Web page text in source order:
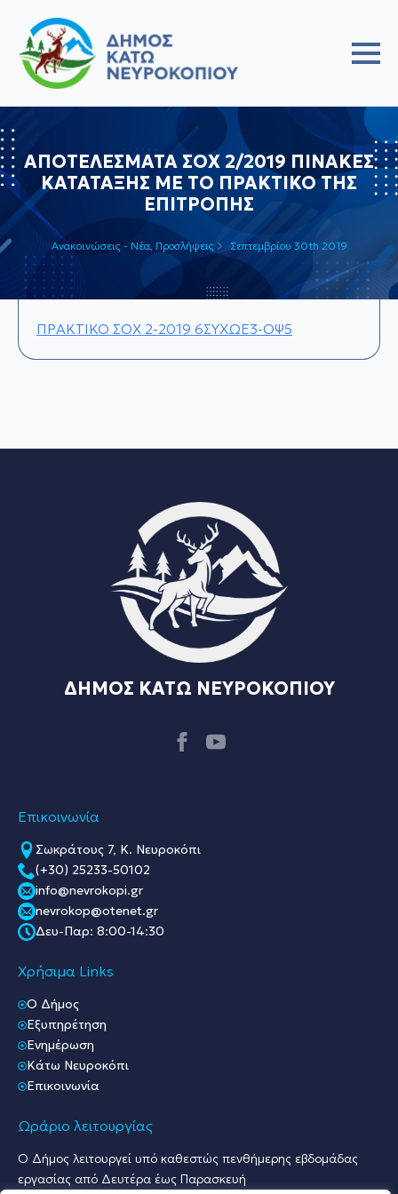
ΑΠΟΤΕΛΕΣΜΑΤΑ ΣΟΧ 2/2019 ΠΙΝΑΚΕΣ
ΚΑΤΑΤΑΞΗΣ ΜΕ ΤΟ ΠΡΑΚΤΙΚΟ ΤΗΣ
ΕΠΙΤΡΟΠΗΣ
Ανακοινώσεις - Νέα Προσλήψεις Σεπτεμβρίου 30th 2019
ΠΡΑΚΤΙΚΟ ΣΟΧ 2-2019 6ΣΥΧΩΕ3-ΟΨ5
ΔΗΜΟΣ ΚΑΤΩ ΝΕΥΡΟΚΟΠΙΟΥ
Επικοινωνία
Σωκράτους 7, Κ. Νευροκόπι
(+30) 25233-50102
info@nevrokopi.gr
nevrokop@otenet.gr
Δευ-Παρ: 8:00-14:30
Χρήσιμα Links
O Δήμος
Εξυπηρέτηση
Ενημέρωση
Κάτω Νευροκόπι
Επικοινωνία
Ωράριο λειτουργίας
Ο Δήμος λειτουργεί υπό καθεστώς πενθήμερης εβδομάδας
εργασίας από Δευτέρα έως Παρασκευή